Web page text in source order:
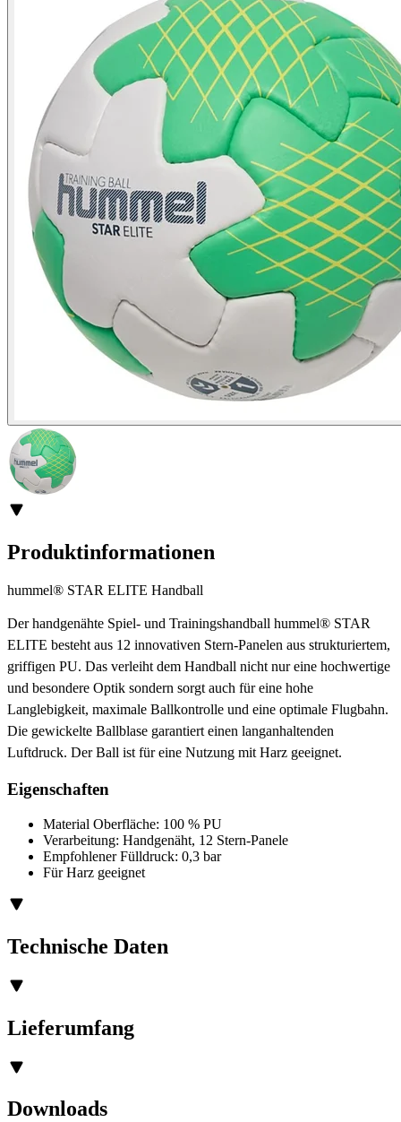
Produktinformationen
hummel® STAR ELITE Handball
Der handgenähte Spiel- und Trainingshandball hummel® STAR
ELITE besteht aus 12 innovativen Stern-Panelen aus strukturiertem,
griffigen PU. Das verleiht dem Handball nicht nur eine hochwertige
und besondere Optik sondern sorgt auch für eine hohe
Langlebigkeit, maximale Ballkontrolle und eine optimale Flugbahn.
Die gewickelte Ballblase garantiert einen langanhaltenden
Luftdruck. Der Ball ist für eine Nutzung mit Harz geeignet.
Eigenschaften
Material Oberfläche: 100 % PU
Verarbeitung: Handgenäht, 12 Stern-Panele
Empfohlener Fülldruck: 0,3 bar
Für Harz geeignet
Technische Daten
Lieferumfang
Downloads